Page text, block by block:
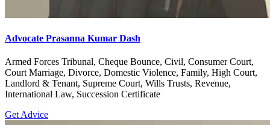
Advocate Prasanna Kumar Dash
Armed Forces Tribunal, Cheque Bounce, Civil, Consumer Court,
Court Marriage, Divorce, Domestic Violence, Family, High Court,
Landlord & Tenant, Supreme Court, Wills Trusts, Revenue,
International Law, Succession Certificate
Get Advice